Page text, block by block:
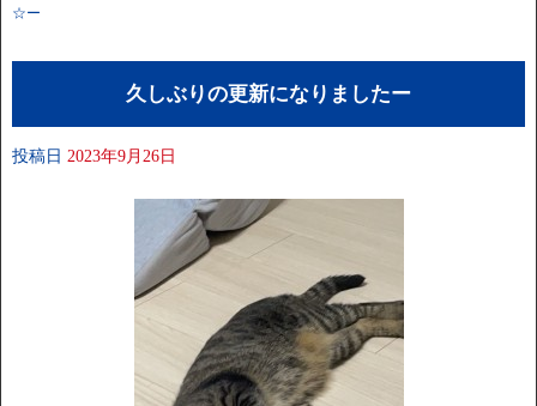
☆ー
久しぶりの更新になりましたー
投稿日 2023年9月26日